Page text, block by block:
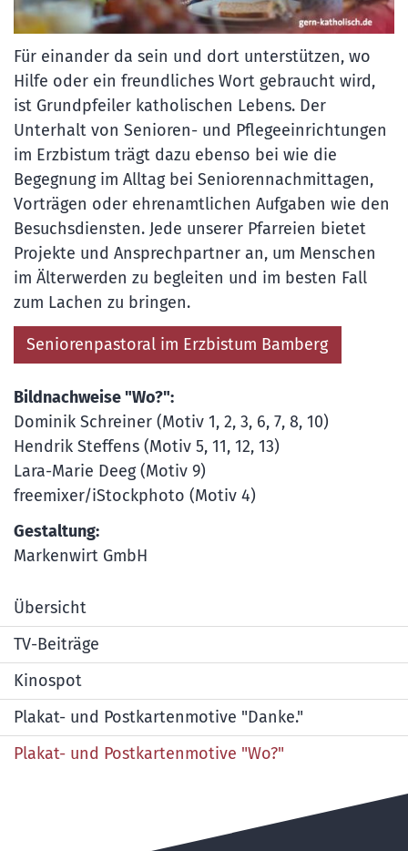
Für einander da sein und dort unterstützen, wo
Hilfe oder ein freundliches Wort gebraucht wird,
ist Grundpfeiler katholischen Lebens. Der
Unterhalt von Senioren- und Pflegeeinrichtungen
im Erzbistum trägt dazu ebenso bei wie die
Begegnung im Alltag bei Seniorennachmittagen,
Vorträgen oder ehrenamtlichen Aufgaben wie den
Besuchsdiensten. Jede unserer Pfarreien bietet
Projekte und Ansprechpartner an, um Menschen
im Älterwerden zu begleiten und im besten Fall
zum Lachen zu bringen.
Seniorenpastoral im Erzbistum Bamberg
Bildnachweise "Wo?":
Dominik Schreiner (Motiv 1, 2, 3, 6, 7, 8, 10)
Hendrik Steffens (Motiv 5, 11, 12, 13)
Lara-Marie Deeg (Motiv 9)
freemixer/iStockphoto (Motiv 4)
Gestaltung:
Markenwirt GmbH
Übersicht
TV-Beiträge
Kinospot
Plakat- und Postkartenmotive "Danke."
Plakat- und Postkartenmotive "Wo?"